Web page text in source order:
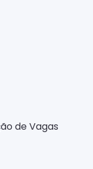
de Vagas